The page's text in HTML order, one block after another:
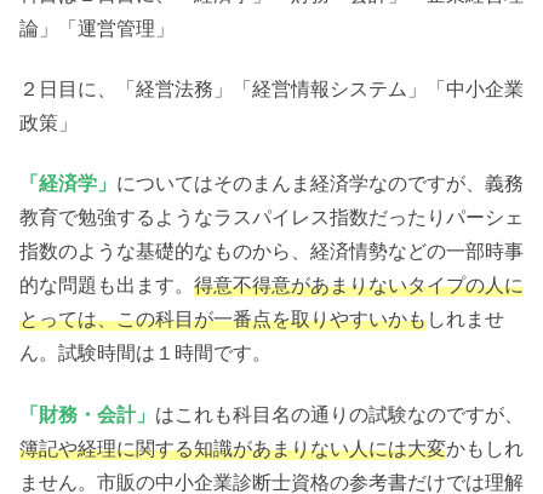
論」「運営管理」
２日目に、「経営法務」「経営情報システム」「中小企業
政策」
「経済学」 についてはそのまんま経済学なのですが、義務
教育で勉強するようなラスパイレス指数だったりパーシェ
指数のような基礎的なものから、経済情勢などの一部時事
的な問題も出ます。 得意不得意があまりないタイプの人に
とっては、この科目が一番点を取りやすいかもしれませ
ん。試験時間は１時間です。
「財務・会計」 はこれも科目名の通りの試験なのですが、
簿記や経理に関する知識があまりない人には大変かもしれ
ません。市販の中小企業診断士資格の参考書だけでは理解